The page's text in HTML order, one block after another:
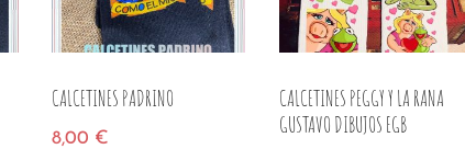
CALCETINES PADRINO
8,00 €
CALCETINES PEGGY Y LA RANA
GUSTAVO DIBUJOS EGB